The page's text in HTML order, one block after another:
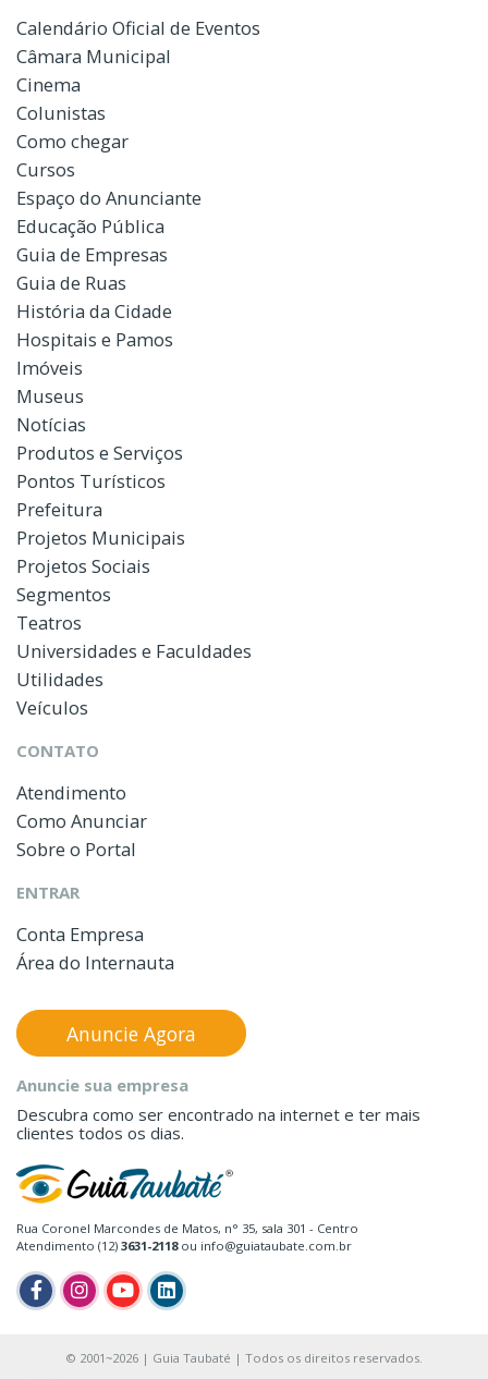
Calendário Oficial de Eventos
Câmara Municipal
Cinema
Colunistas
Como chegar
Cursos
Espaço do Anunciante
Educação Pública
Guia de Empresas
Guia de Ruas
História da Cidade
Hospitais e Pamos
Imóveis
Museus
Notícias
Produtos e Serviços
Pontos Turísticos
Prefeitura
Projetos Municipais
Projetos Sociais
Segmentos
Teatros
Universidades e Faculdades
Utilidades
Veículos
CONTATO
Atendimento
Como Anunciar
Sobre o Portal
ENTRAR
Conta Empresa
Área do Internauta
Rua Coronel Marcondes de Matos, n° 35, sala 301 - Centro
Atendimento (12) 3631-2118ou info@guiataubate.com.br
Anuncie sua empresa
Descubra como ser encontrado na internet e ter mais
clientes todos os dias.
Anuncie Agora
© 2001~2026 | Guia Taubaté | Todos os direitos reservados.